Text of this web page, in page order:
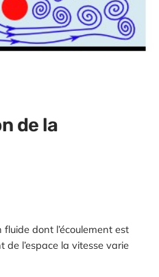
de la
fluide dont l’écoulement est
de l’espace la vitesse varie